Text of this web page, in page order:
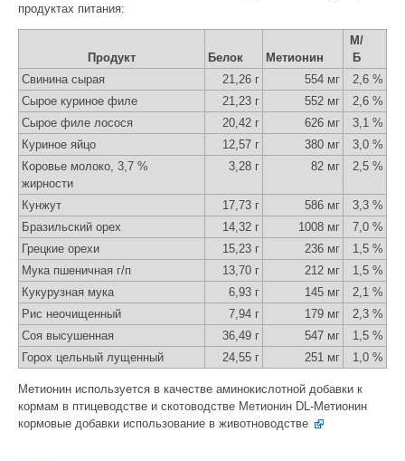
продуктах питания:
Продукт Белок Метионин
М/
Б
Свинина сырая
21,26 г 554 мг
2,6 %
Сырое куриное филе
21,23 г 552 мг
2,6 %
Сырое филе лосося
20,42 г 626 мг
3,1 %
Куриное яйцо
12,57 г 380 мг
3,0 %
Коровье молоко, 3,7 %
жирности
3,28 г 82 мг 2,5 %
Кунжут 17,73 г 586 мг
3,3 %
Бразильский орех
14,32 г 1008 мг
7,0 %
Грецкие орехи
15,23 г 236 мг
1,5 %
Мука пшеничная г/п
13,70 г 212 мг
1,5 %
Кукурузная мука
6,93 г 145 мг
2,1 %
Рис неочищенный
7,94 г 179 мг
2,3 %
Соя высушенная
36,49 г 547 мг
1,5 %
Горох цельный лущенный
24,55 г 251 мг 1,0 %
Метионин используется в качестве аминокислотной добавки к
кормам в птицеводстве и скотоводстве Метионин DL-Метионин
кормовые добавки использование в животноводстве